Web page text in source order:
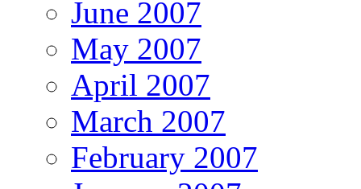
June 2007
May 2007
April 2007
March 2007
February 2007